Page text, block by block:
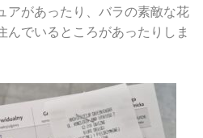
アがあったり、バラの素敵な花
んでいるところがあったりしま